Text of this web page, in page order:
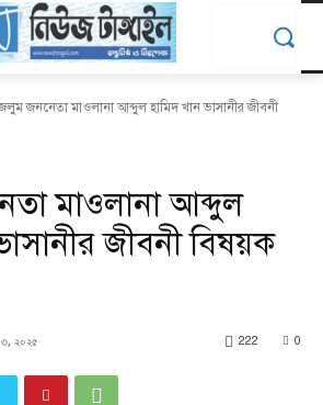
জননেতা মাওলানা আব্দুল হামিদ খান ভাসানীর জীবনী
মাওলানা আব্দুল
জীবনী বিষয়ক
৩, ২০২৫ 0
222